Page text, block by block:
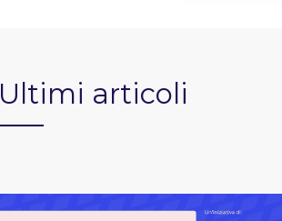
Ultimi articoli